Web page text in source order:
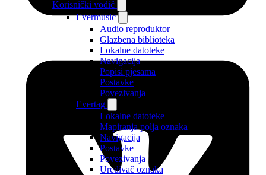
Korisnički vodič
Evermusic
Audio reproduktor
Glazbena biblioteka
Lokalne datoteke
Navigacija
Popisi pjesama
Postavke
Povezivanja
Evertag
Lokalne datoteke
Mapiranja polja oznaka
Navigacija
Postavke
Povezivanja
Uređivač oznaka